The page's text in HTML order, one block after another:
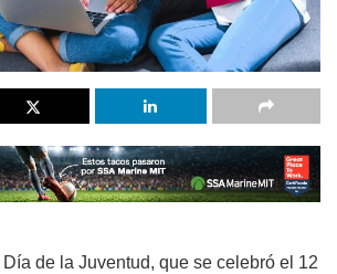
de la Juventud, que se celebró el 12